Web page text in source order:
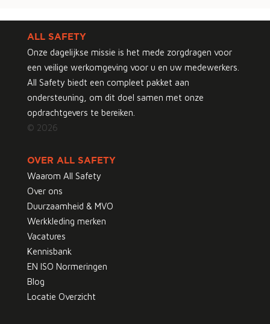
ALL SAFETY
Onze dagelijkse missie is het mede zorgdragen voor
een veilige werkomgeving voor u en uw medewerkers.
All Safety biedt een compleet pakket aan
ondersteuning, om dit doel samen met onze
opdrachtgevers te bereiken.
© 2026
OVER ALL SAFETY
Waarom All Safety
Over ons
Duurzaamheid & MVO
Werkkleding merken
Vacatures
Kennisbank
EN ISO Normeringen
Blog
Locatie Overzicht